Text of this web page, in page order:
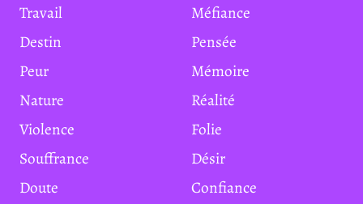
Travail
Méfiance
Destin
Pensée
Peur
Mémoire
Nature
Réalité
Violence
Folie
Souffrance
Désir
Doute
Confiance